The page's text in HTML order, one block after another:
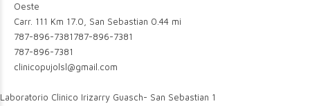
Oeste
Carr. 111 Km 17.0, San Sebastian 0.44 mi
787-896-7381787-896-7381
787-896-7381
clinicopujolsl@gmail.com
Laboratorio Clinico Irizarry Guasch- San Sebastian 1